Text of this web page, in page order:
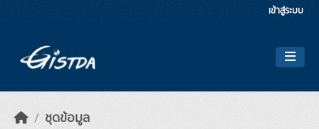
เข้าสู่ระบบ
ชุดข้อมูล